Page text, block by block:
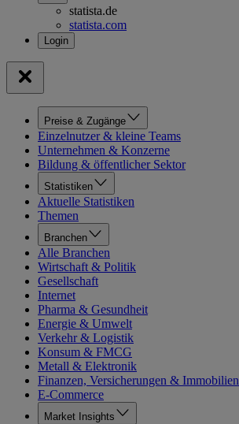
statista.de
statista.com
Preise & Zugänge
Einzelnutzer & kleine Teams
Unternehmen & Konzerne
Bildung & öffentlicher Sektor
Statistiken
Aktuelle Statistiken
Themen
Branchen
Alle Branchen
Wirtschaft & Politik
Gesellschaft
Internet
Pharma & Gesundheit
Energie & Umwelt
Verkehr & Logistik
Konsum & FMCG
Metall & Elektronik
Finanzen, Versicherungen & Immobilien
E-Commerce
Market Insights